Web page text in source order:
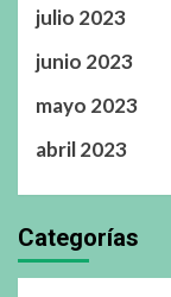
julio 2023
junio 2023
mayo 2023
abril 2023
Categorías